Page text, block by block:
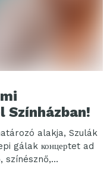
Színházban!
alakja, Szulák
gálak концерtet ad
színésznő,